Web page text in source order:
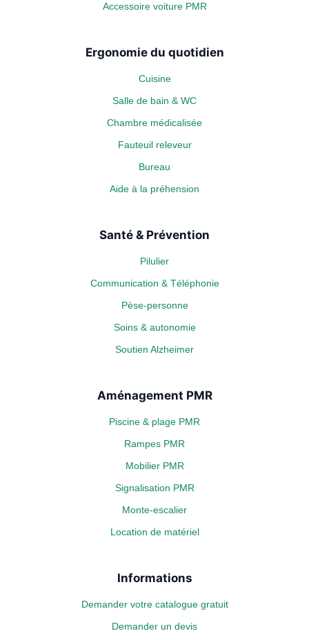
Accessoire voiture PMR
Ergonomie du quotidien
Cuisine
Salle de bain & WC
Chambre médicalisée
Fauteuil releveur
Bureau
Aide à la préhension
Santé & Prévention
Pilulier
Communication & Téléphonie
Pèse-personne
Soins & autonomie
Soutien Alzheimer
Aménagement PMR
Piscine & plage PMR
Rampes PMR
Mobilier PMR
Signalisation PMR
Monte-escalier
Location de matériel
Informations
Demander votre catalogue gratuit
Demander un devis